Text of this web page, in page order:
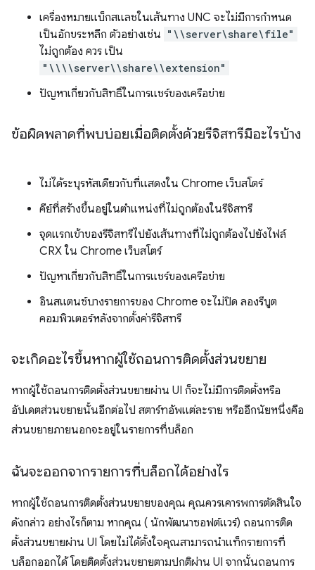
เครื่องหมายแบ็กสแลชในเส้นทาง UNC จะไม่มีการกำหนด
เป็นอักขระหลีก ตัวอย่างเช่น "\\server\share\file"
ไม่ถูกต้อง ควร เป็น
"\\\\server\\share\\extension"
ปัญหาเกี่ยวกับสิทธิ์ในการแชร์ของเครือข่าย
ข้อผิดพลาดที่พบบ่อยเมื่อติดตั้งด้วยรีจิสทรีมีอะไรบ้าง
ไม่ได้ระบุรหัสเดียวกับที่แสดงใน Chrome เว็บสโตร์
คีย์ที่สร้างขึ้นอยู่ในตำแหน่งที่ไม่ถูกต้องในรีจิสทรี
จุดแรกเข้าของรีจิสทรีไปยังเส้นทางที่ไม่ถูกต้องไปยังไฟล์
CRX ใน Chrome เว็บสโตร์
ปัญหาเกี่ยวกับสิทธิ์ในการแชร์ของเครือข่าย
อินสแตนซ์บางรายการของ Chrome จะไม่ปิด ลองรีบูต
คอมพิวเตอร์หลังจากตั้งค่ารีจิสทรี
จะเกิดอะไรขึ้นหากผู้ใช้ถอนการติดตั้งส่วนขยาย
หากผู้ใช้ถอนการติดตั้งส่วนขยายผ่าน UI ก็จะไม่มีการติดตั้งหรือ
อัปเดตส่วนขยายนั้นอีกต่อไป สตาร์ทอัพแต่ละราย หรืออีกนัยหนึ่งคือ
ส่วนขยายภายนอกจะอยู่ในรายการที่บล็อก
ฉันจะออกจากรายการที่บล็อกได้อย่างไร
หากผู้ใช้ถอนการติดตั้งส่วนขยายของคุณ คุณควรเคารพการตัดสินใจ
ดังกล่าว อย่างไรก็ตาม หากคุณ ( นักพัฒนาซอฟต์แวร์) ถอนการติด
ตั้งส่วนขยายผ่าน UI โดยไม่ได้ตั้งใจคุณสามารถนำแท็กรายการที่
บล็อกออกได้ โดยติดตั้งส่วนขยายตามปกติผ่าน UI จากนั้นถอนการ